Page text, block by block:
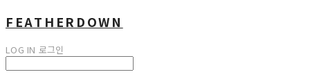
FEATHERDOWN
LOG IN 로그인